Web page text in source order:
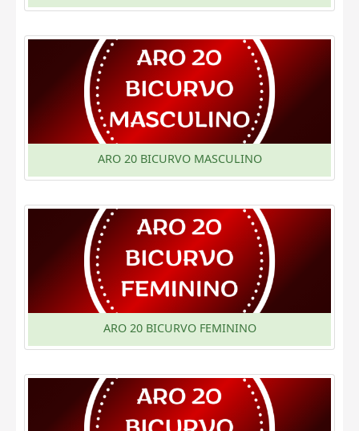
ARO 20 BICURVO MASCULINO
ARO 20 BICURVO FEMININO